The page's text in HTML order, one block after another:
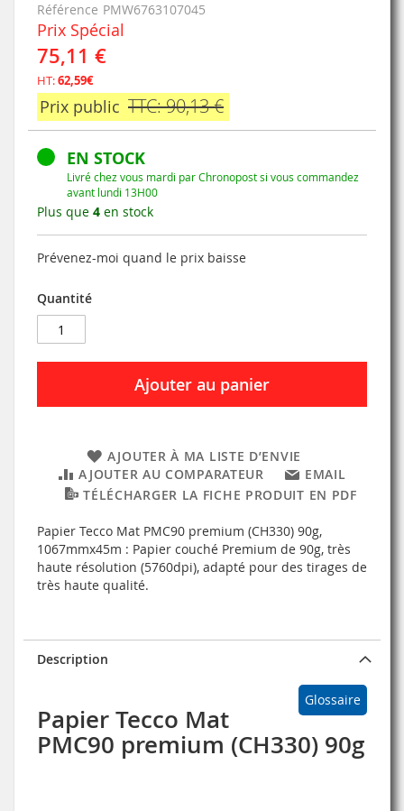
Référence PMW6763107045
Prix Spécial
75,11 €
HT:62,59€
Prix public TTC: 90,13 €
EN STOCK
Livré chez vous mardi par Chronopost si vous commandez
avant lundi 13H00
Plus que 4 en stock
Prévenez-moi quand le prix baisse
Quantité
Ajouter au panier
AJOUTER À MA LISTE D’ENVIE
AJOUTER AU COMPARATEUR
EMAIL
TÉLÉCHARGER LA FICHE PRODUIT EN PDF
Papier Tecco Mat PMC90 premium (CH330) 90g,
1067mmx45m : Papier couché Premium de 90g, très
haute résolution (5760dpi), adapté pour des tirages de
très haute qualité.
Description
Glossaire
Papier Tecco Mat
PMC90 premium (CH330) 90g